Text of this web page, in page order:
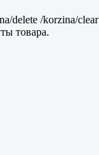
delete /korzina/clear
товара.